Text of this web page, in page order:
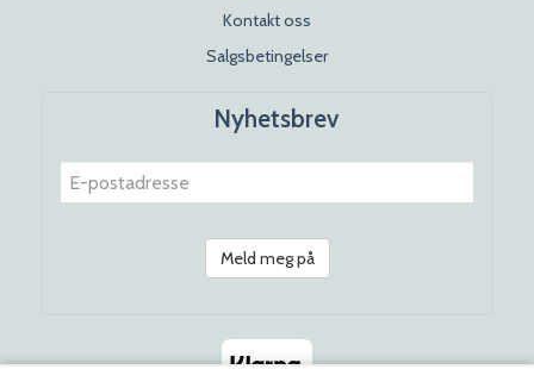
Kontakt oss
Salgsbetingelser
Nyhetsbrev
Meld meg på